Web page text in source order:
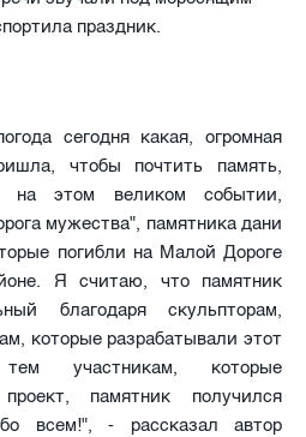
праздник.
сегодня какая, огромная
чтобы почтить память,
на этом великом событии,
мужества", памятника дани
погибли на Малой Дороге
Я считаю, что памятник
благодаря скульпторам,
которые разрабатывали этот
участникам, которые
памятник получился
всем!", - рассказал автор